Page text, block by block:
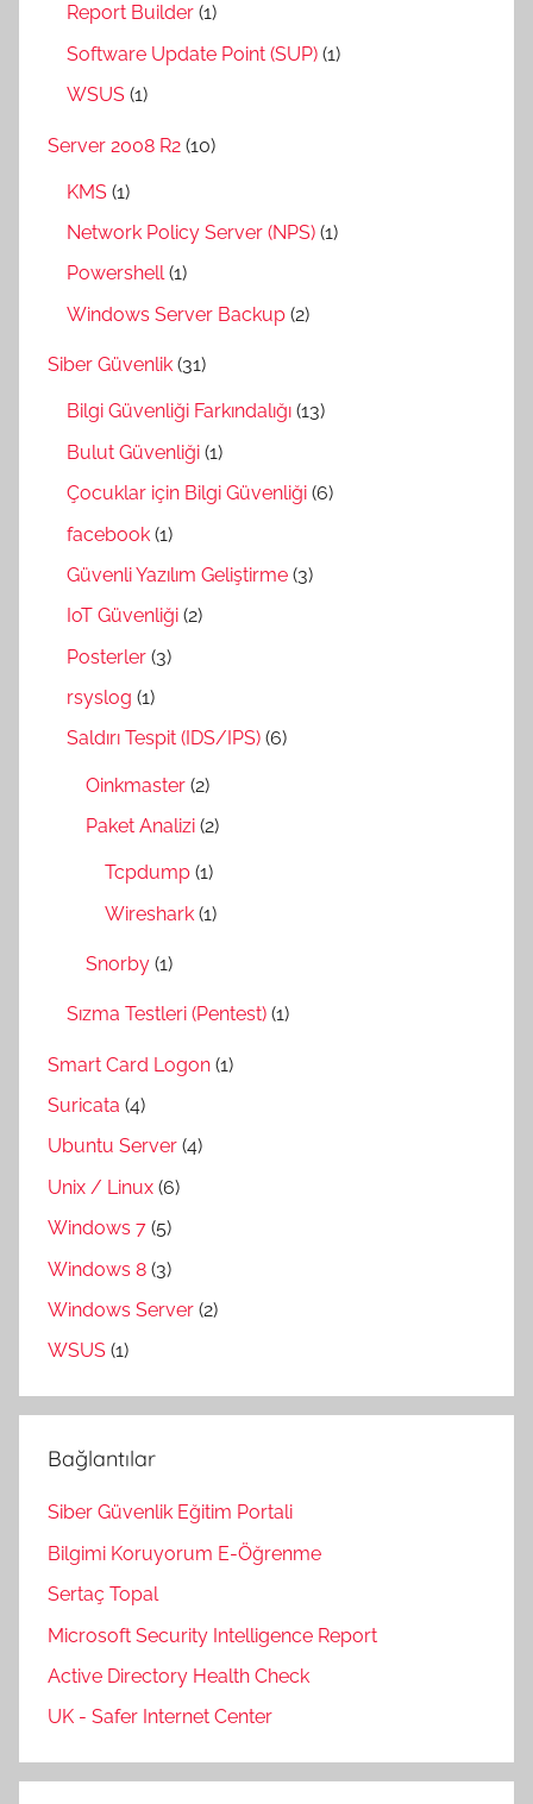
Report Builder (1)
Software Update Point (SUP) (1)
WSUS (1)
Server 2008 R2 (10)
KMS (1)
Network Policy Server (NPS) (1)
Powershell(1)
Windows Server Backup (2)
Siber Güvenlik (31)
Bilgi Güvenliği Farkındalığı (13)
Bulut Güvenliği (1)
Çocuklar için Bilgi Güvenliği (6)
facebook (1)
Güvenli Yazılım Geliştirme (3)
IoT Güvenliği (2)
Posterler (3)
rsyslog (1)
Saldırı Tespit (IDS/IPS) (6)
Oinkmaster (2)
Paket Analizi (2)
Tcpdump (1)
Wireshark (1)
Snorby (1)
Sızma Testleri (Pentest) (1)
Smart Card Logon (1)
Suricata (4)
Ubuntu Server (4)
Unix / Linux (6)
Windows 7 (5)
Windows 8 (3)
Windows Server (2)
WSUS (1)
Bağlantılar
Siber Güvenlik Eğitim Portali
Bilgimi Koruyorum E-Öğrenme
Sertaç Topal
Microsoft Security Intelligence Report
Active Directory Health Check
UK - Safer Internet Center